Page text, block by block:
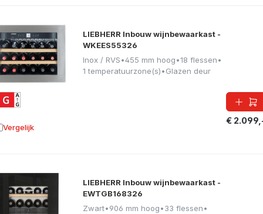
LIEBHERR Inbouw wijnbewaarkast -
WKEES55326
Inox / RVS•455 mm hoog•18 flessen•
1 temperatuurzone(s)•Glazen deur
€
Vergelijk aan vergelijking
LIEBHERR Inbouw wijnbewaarkast -
EWTGB168326
Zwart•906 mm hoog•33 flessen•